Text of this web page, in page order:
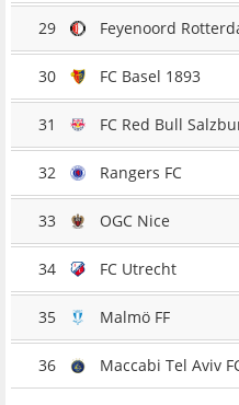
29 Feyenoord
30 FC Basel 1893
31 FC Red Bull
32 Rangers FC
33 OGC Nice
34 FC Utrecht
35 Malmö FF
36 Maccabi Tel Aviv